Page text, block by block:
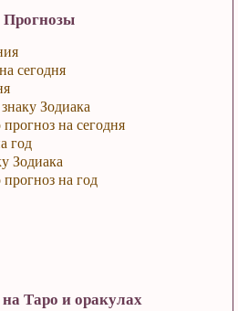
Прогнозы
сегодня
Зодиака
на сегодня
год
Зодиака
на год
Таро и оракулах